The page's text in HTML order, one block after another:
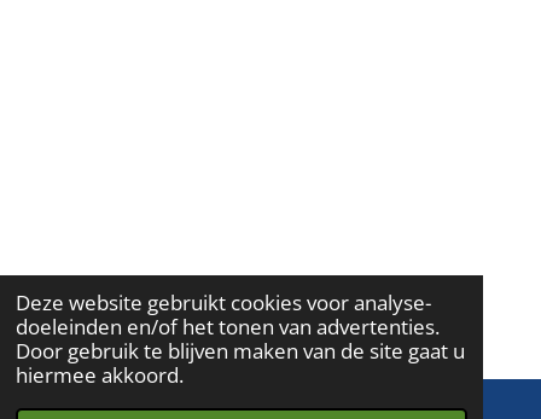
Deze website gebruikt cookies voor analyse-
doeleinden en/of het tonen van advertenties.
Door gebruik te blijven maken van de site gaat u
hiermee akkoord.